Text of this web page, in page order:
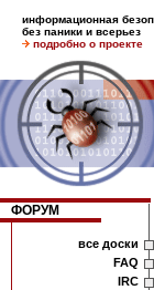
информационная
без паники и всерьез
подробно о проекте
ФОРУМ
все доски
FAQ
IRC